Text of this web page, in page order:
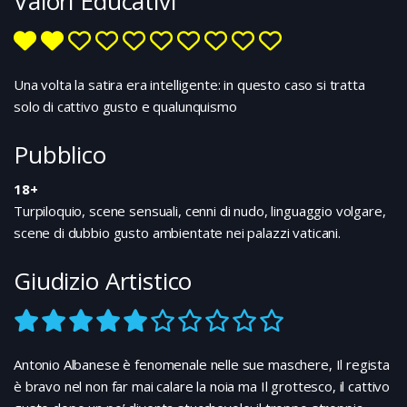
Una volta la satira era intelligente: in questo caso si tratta
solo di cattivo gusto e qualunquismo
Pubblico
18+
Turpiloquio, scene sensuali, cenni di nudo, linguaggio volgare,
scene di dubbio gusto ambientate nei palazzi vaticani.
Giudizio Artistico
Antonio Albanese è fenomenale nelle sue maschere, Il regista
è bravo nel non far mai calare la noia ma Il grottesco, il cattivo